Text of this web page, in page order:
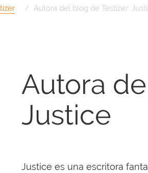
Autora del blog de Testizer:
Autora
Justice
Justice es una escritora